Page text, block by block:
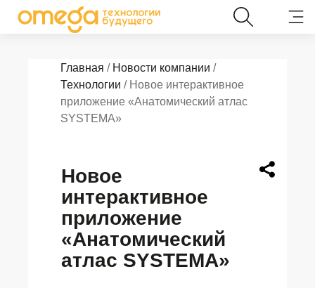
Главная / Новости компании /
Технологии / Новое интерактивное
приложение «Анатомический атлас
SYSTEMA»
Новое
интерактивное
приложение
«Анатомический
атлас SYSTEMA»